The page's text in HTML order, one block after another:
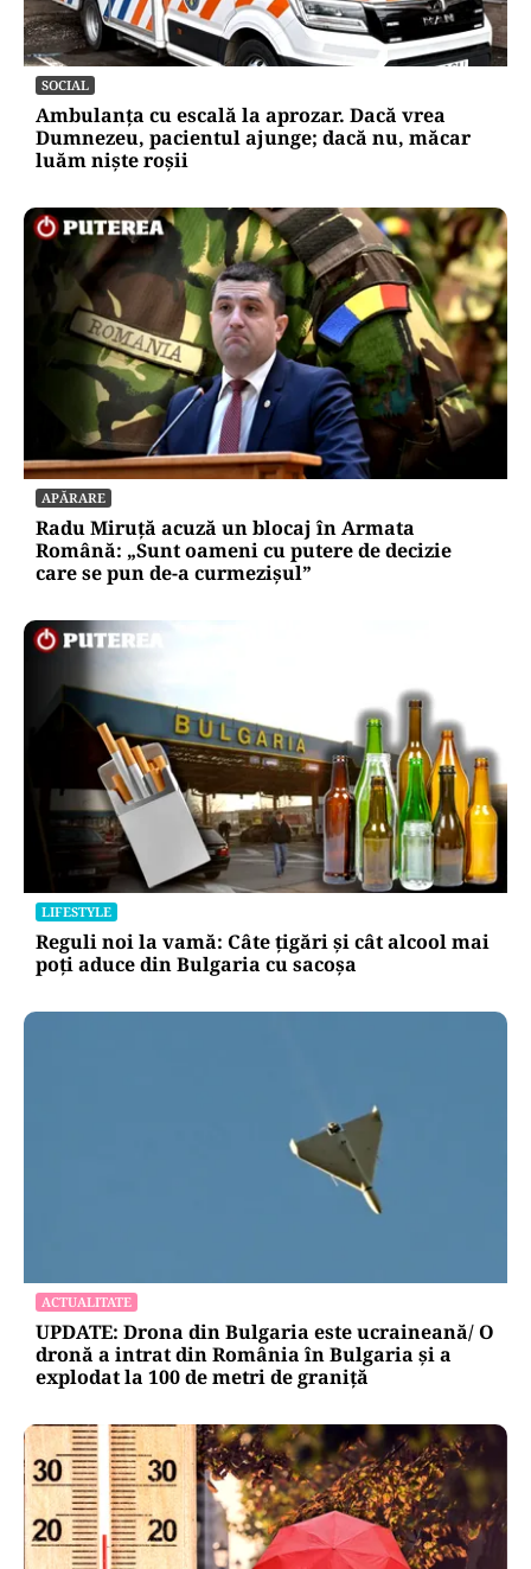
SOCIAL
Ambulanța cu escală la aprozar. Dacă vrea
Dumnezeu, pacientul ajunge; dacă nu, măcar
luăm niște roșii
APĂRARE
Radu Miruță acuză un blocaj în Armata
Română: „Sunt oameni cu putere de decizie
care se pun de-a curmezișul”
LIFESTYLE
Reguli noi la vamă: Câte țigări și cât alcool mai
poți aduce din Bulgaria cu sacoșa
ACTUALITATE
UPDATE: Drona din Bulgaria este ucraineană/ O
dronă a intrat din România în Bulgaria şi a
explodat la 100 de metri de graniţă